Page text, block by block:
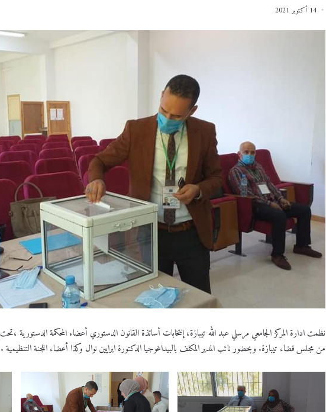
14 أكتوبر 2021
نظمت ادارة المركز الجامعي مرسلي عبد الله تيبازة، إنتخابات أساتذة القانون الدستوري أعضاء المحكمة الدستورية
من مجلس قضاء تيبازة. وبحضور نائب المدير المكلف بالبيداغوجيا الدكتورة ايرايين نوال وكذا أعضاء اللجنة التنظيمية .